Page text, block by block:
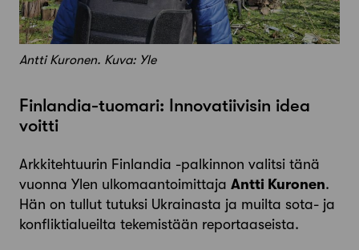
Antti Kuronen. Kuva: Yle
Finlandia-tuomari: Innovatiivisin idea
voitti
Arkkitehtuurin ­Finlandia -­palkinnon valitsi tänä
vuonna Ylen ulkomaantoimittaja Antti ­Kuronen.
Hän on tullut tutuksi Ukrainasta ja muilta sota- ja
konflikti­alueilta tekemistään ­reportaaseista.